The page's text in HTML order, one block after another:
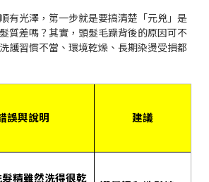
有光澤，第一步就是要搞清楚「元兇」是
質差嗎？其實，頭髮毛躁背後的原因可不
護習慣不當、環境乾燥、長期染燙受損都
誤與說明 建議
精雖然洗得很乾